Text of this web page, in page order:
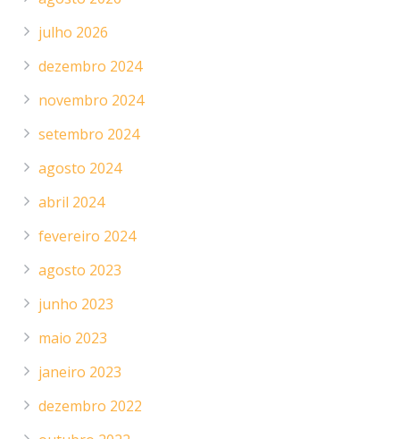
julho 2026
dezembro 2024
novembro 2024
setembro 2024
agosto 2024
abril 2024
fevereiro 2024
agosto 2023
junho 2023
maio 2023
janeiro 2023
dezembro 2022